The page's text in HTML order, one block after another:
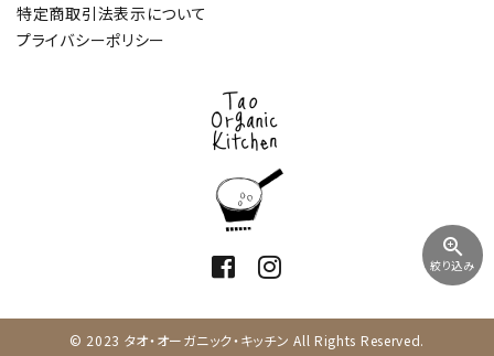
zoom_in
絞り込み
特定商取引法表示について
プライバシーポリシー
© 2023 タオ・オーガニック・キッチン All Rights Reserved.